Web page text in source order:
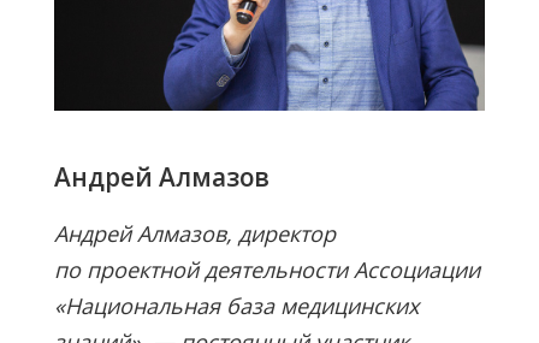
Андрей Алмазов
Андрей Алмазов, директор
по проектной деятельности Ассоциации
«Национальная база медицинских